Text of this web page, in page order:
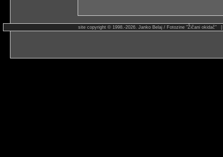
site copyright © 1998.-2026. Janko Belaj / Fotozine "Žičani okidač"